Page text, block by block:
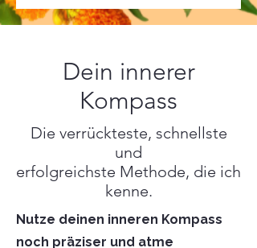
Dein innerer
Kompass
Die verrückteste, schnellste
und
erfolgreichste Methode, die ich
kenne.
Nutze deinen inneren Kompass
noch präziser und atme